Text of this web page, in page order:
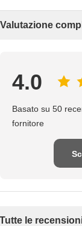
Valutazione
4.0
Basato su 50
fornitore
Tutte le